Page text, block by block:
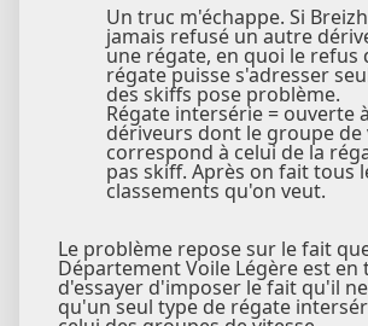
Un truc m'échappe. Si
jamais refusé un autre
une régate, en quoi le refus
régate puisse s'adresser
des skiffs pose problème.
Régate intersérie = ouverte
dériveurs dont le groupe de
correspond à celui de la
pas skiff. Après on fait tous
classements qu'on veut.
Le problème repose sur le fait
Département Voile Légère est en
d'essayer d'imposer le fait qu'il
qu'un seul type de régate